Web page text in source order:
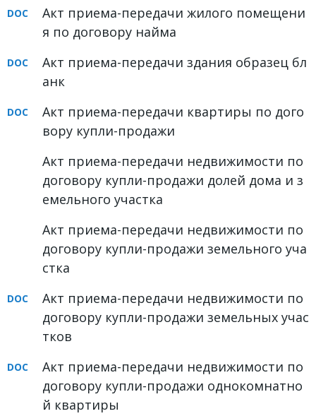
Акт приема-передачи жилого помещени
я по договору найма
Акт приема-передачи здания образец бл
анк
Акт приема-передачи квартиры по дого
вору купли-продажи
Акт приема-передачи недвижимости по
договору купли-продажи долей дома и з
емельного участка
Акт приема-передачи недвижимости по
договору купли-продажи земельного уча
стка
Акт приема-передачи недвижимости по
договору купли-продажи земельных учас
тков
Акт приема-передачи недвижимости по
договору купли-продажи однокомнатно
й квартиры
ДОКУМЕНТЫ
ВИДЕО
ЮРИДИЧЕСКИЙ ФОРУМ
+7 (800) 511-86-74
Для всех регионов РФ
Следите за новостями